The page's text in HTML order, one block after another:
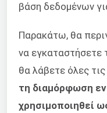
βάση δεδομένων
Παρακάτω, θα
να εγκαταστήσετε
θα λάβετε όλες
τη διαμόρφωση
χρησιμοποιηθεί